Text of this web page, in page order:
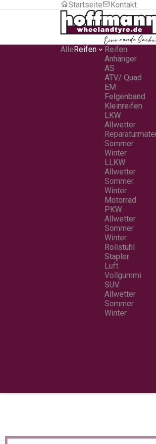
Startseite Kontakt
AlleReifen
Reifen
Anhänger
AS
ATV/ Quad
EM
Felgenband
Kleinreifen
LKW
Allwetter
Sommer
Winter
LLKW
Allwetter
Sommer
Winter
Motorrad
PKW
Allwetter
Sommer
Winter
Rollstuhl
Stapler
Luft
Vollgummi
SUV
Allwetter
Sommer
Winter